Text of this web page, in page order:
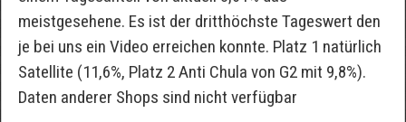
meistgesehene. Es ist der dritthöchste Tageswert den
je bei uns ein Video erreichen konnte. Platz 1 natürlich
Satellite (11,6%, Platz 2 Anti Chula von G2 mit 9,8%).
Daten anderer Shops sind nicht verfügbar